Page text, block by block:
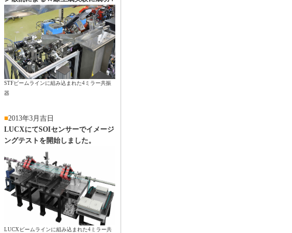
STFビームラインに組み込まれた4ミラー共振
器
■2013年3月吉日
LUCXにてSOIセンサーでイメージ
ングテストを開始しました。
LUCXビームラインに組み込まれた4ミラー共